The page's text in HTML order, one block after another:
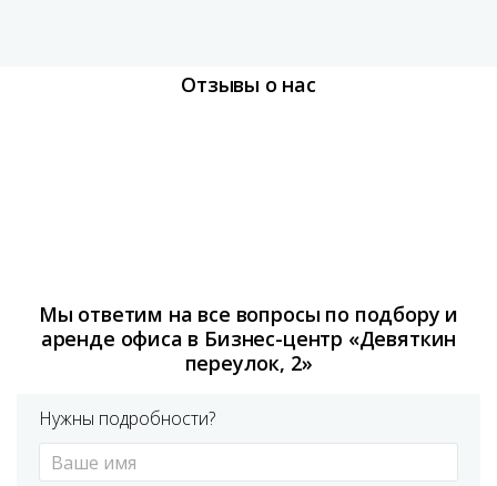
Отзывы о нас
Мы ответим на все вопросы по подбору и
аренде офиса в Бизнес-центр «Девяткин
переулок, 2»
Нужны подробности?